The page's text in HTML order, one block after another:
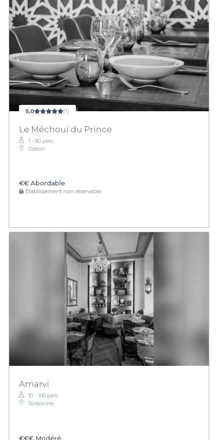
5,0 (1)
Le Méchoui du Prince
1 - 80 pers.
Odeon
€€ Abordable
Établissement non réservable
Amarvi
10 - 100 pers.
Sorbonne
€€€ Modéré